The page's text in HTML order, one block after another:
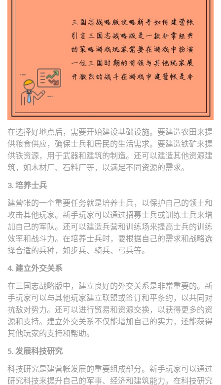
在选择好地点后，需要开始建设基础设施。要建造农田来提
供粮食供应，确保士兵和居民的生活需求。要建造铁矿来提
供铁资源，用于武器和建筑的制造。还可以建造其他资源建
筑，如木材厂、石料厂等，以满足不同资源的需求。
3. 培养士兵
建营帐的一个重要任务就是培养士兵，以保护自己的领土和
攻击其他玩家。新手玩家可以通过招募士兵或训练士兵来增
加自己的军队。还可以建造兵营和训练场来提高士兵的训练
效率和战斗力。在培养士兵时，要根据自己的需求和战略选
择合适的兵种，如步兵、骑兵、弓兵等。
4. 建立外交关系
在三国志战略版中，建立良好的外交关系是非常重要的。新
手玩家可以与其他玩家建立联盟或签订和平条约，以共同对
抗敌对势力。还可以进行贸易和资源交换，以获得更多的资
源和支持。建立外交关系不仅能增加自己的实力，还能获得
其他玩家的支持和帮助。
5. 发展科技研究
科技研究是建营帐发展的重要组成部分。新手玩家可以通过
研究科技来提升自己的军事、经济和建筑能力。在科技研究